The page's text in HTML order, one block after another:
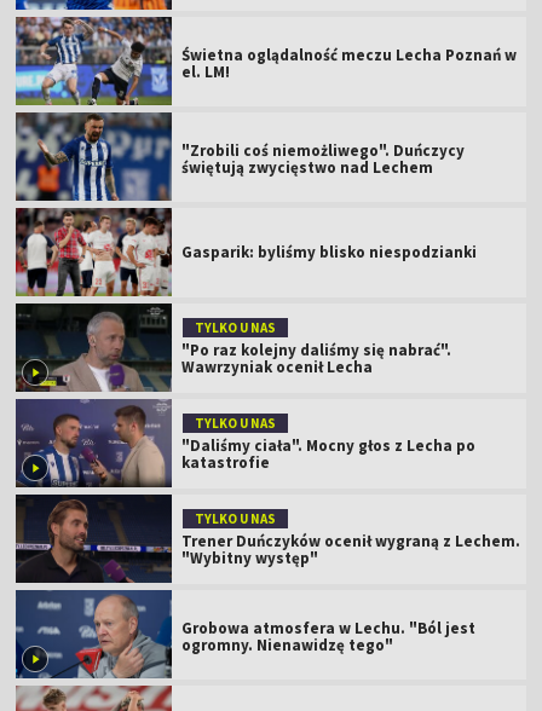
Świetna oglądalność meczu Lecha Poznań w
el. LM!
"Zrobili coś niemożliwego". Duńczycy
świętują zwycięstwo nad Lechem
Gasparik: byliśmy blisko niespodzianki
TYLKO U NAS
"Po raz kolejny daliśmy się nabrać".
Wawrzyniak ocenił Lecha
TYLKO U NAS
"Daliśmy ciała". Mocny głos z Lecha po
katastrofie
TYLKO U NAS
Trener Duńczyków ocenił wygraną z Lechem.
"Wybitny występ"
Grobowa atmosfera w Lechu. "Ból jest
ogromny. Nienawidzę tego"